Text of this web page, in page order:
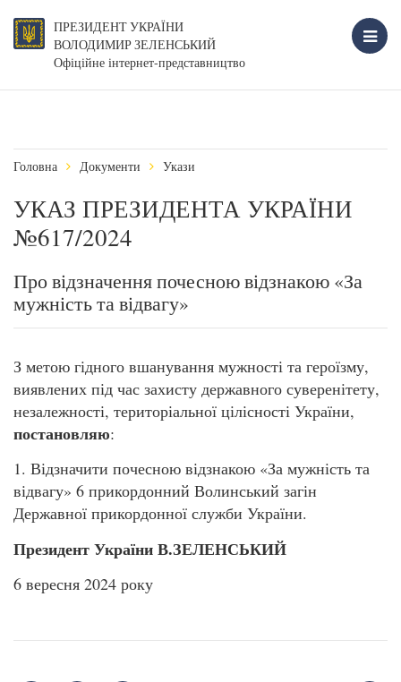
ПРЕЗИДЕНТ УКРАЇНИ
ВОЛОДИМИР ЗЕЛЕНСЬКИЙ
Офіційне інтернет-представництво
Головна Документи Укази
УКАЗ ПРЕЗИДЕНТА УКРАЇНИ
№617/2024
Про відзначення почесною відзнакою «За
мужність та відвагу»
З метою гідного вшанування мужності та героїзму,
виявлених під час захисту державного суверенітету,
незалежності, територіальної цілісності України,
постановляю:
1. Відзначити почесною відзнакою «За мужність та
відвагу» 6 прикордонний Волинський загін
Державної прикордонної служби України.
Президент України В.ЗЕЛЕНСЬКИЙ
6 вересня 2024 року